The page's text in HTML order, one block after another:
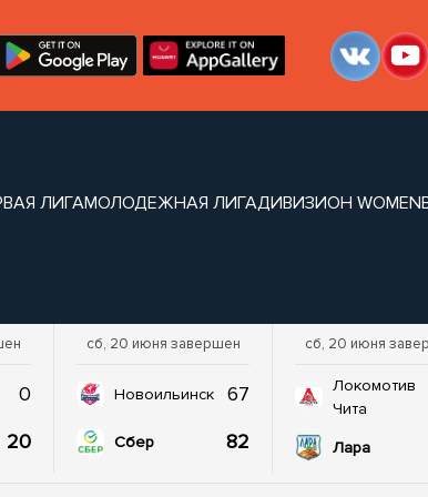
ЛИГАМОЛОДЕЖНАЯ ЛИГАДИВИЗИОН WOMEN
0
20
сб, 20 июня завершен
Новоильинск 67
Сбер 82
сб, 20 июня
Локомотив
Чита
Лара